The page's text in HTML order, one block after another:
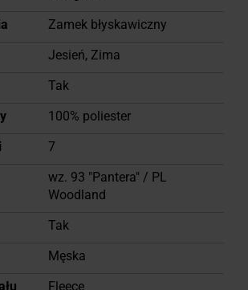
Zamek błyskawiczny
Jesień, Zima
Tak
100% poliester
7
wz. 93 "Pantera" / PL
Woodland
Tak
Męska
Fleece